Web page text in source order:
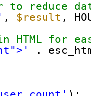
reduce
, $result ,
HTML for
.